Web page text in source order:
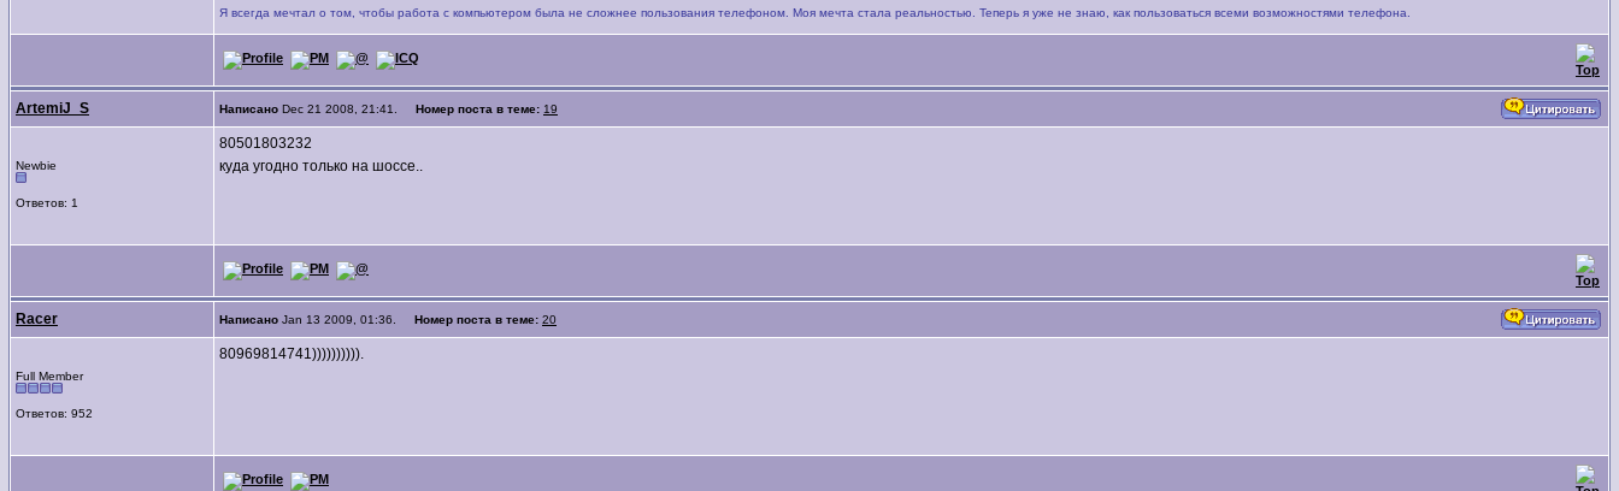
Я всегда мечтал о том, чтобы работа с компьютером была не сложнее пользования телефоном. Моя мечта стала реальностью. Теперь я уже не знаю, как пользоваться всеми возможностями телефона.
ArtemiJ_S Написано Dec 21 2008, 21:41. Номер поста в теме: 19
Newbie
Ответов: 1
80501803232
куда угодно только на шоссе..
Racer Написано Jan 13 2009, 01:36. Номер поста в теме: 20
Full Member
Ответов: 952
80969814741)))))))))).